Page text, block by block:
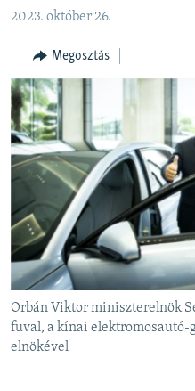
Ugrás
ELEMZŐ
NER15
SZABADON
TÁRSADALOM
DEMOKRÁCIA
A PÉNZ NYOMÁBAN
EURÓPAI UNIÓ
VILÁG
KLÍMAVÁLTOZÁS
A MÚLT TANULSÁGAI
2023. október 26.
Megosztás
Orbán Viktor miniszterelnök
fuval, a kínai elektromosautó-
elnökével